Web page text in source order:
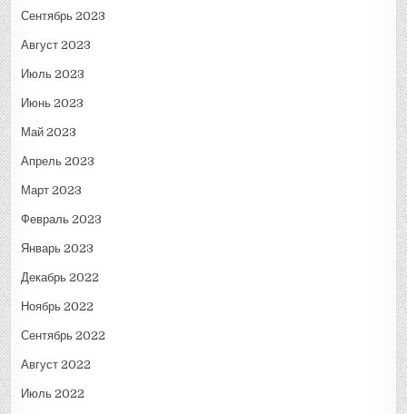
Сентябрь 2023
Август 2023
Июль 2023
Июнь 2023
Май 2023
Апрель 2023
Март 2023
Февраль 2023
Январь 2023
Декабрь 2022
Ноябрь 2022
Сентябрь 2022
Август 2022
Июль 2022